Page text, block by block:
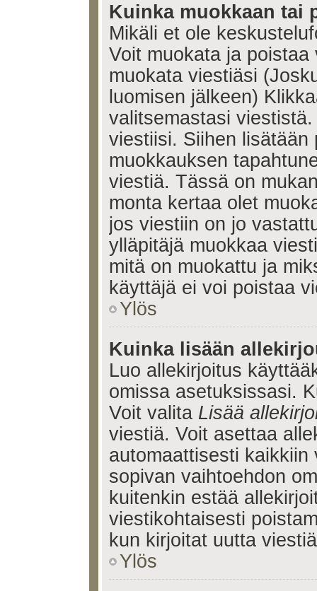
Kuinka muokkaan tai
Mikäli et ole
Voit muokata ja
muokata viestiäsi
luomisen jälkeen)
valitsemastasi
viestiisi. Siihen lisätään
muokkauksen
viestiä. Tässä on
monta kertaa olet
jos viestiin on jo
ylläpitäjä muokkaa
mitä on muokattu ja
käyttäjä ei voi poistaa
Ylös
Kuinka lisään
Luo allekirjoitus
omissa asetuksissasi.
Voit valita Lisää
viestiä. Voit asettaa
automaattisesti
sopivan vaihtoehdon
kuitenkin estää
viestikohtaisesti
kun kirjoitat uutta
Ylös